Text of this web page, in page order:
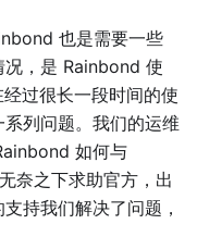
也是需要一些
况，是 Rainbond 使
过很长一段时间的使
列问题。我们的运维
如何与
奈之下求助官方，出
持我们解决了问题，